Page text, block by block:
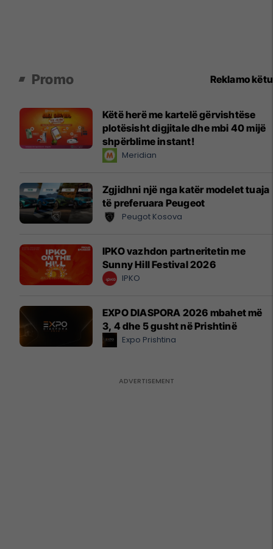
Promo Reklamo këtu
Këtë herë me kartelë gërvishtëse
plotësisht digjitale dhe mbi 40 mijë
shpërblime instant!
Meridian
Zgjidhni një nga katër modelet tuaja
të preferuara Peugeot
Peugot Kosova
IPKO vazhdon partneritetin me
Sunny Hill Festival 2026
IPKO
EXPO DIASPORA 2026 mbahet më
3, 4 dhe 5 gusht në Prishtinë
Expo Prishtina